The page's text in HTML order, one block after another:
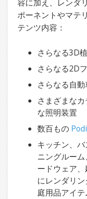
容に加え、レンダ
ポーネントやマテ
テンツ内容：
さらなる3D
さらなる2D
さらなる自
さまざまな
な照明装置
数百もの
キッチン、
ニングルー
ードウェア
にレンダリ
庭用品アイテ